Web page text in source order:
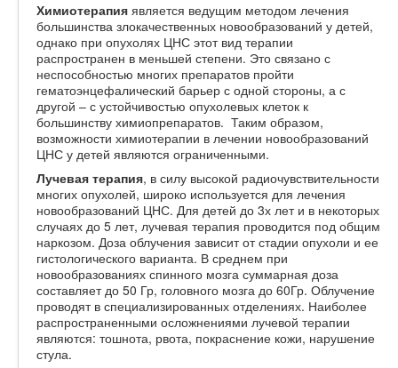
Химиотерапия является ведущим методом лечения
большинства злокачественных новообразований у детей,
однако при опухолях ЦНС этот вид терапии
распространен в меньшей степени. Это связано с
неспособностью многих препаратов пройти
гематоэнцефалический барьер с одной стороны, а с
другой – с устойчивостью опухолевых клеток к
большинству химиопрепаратов. Таким образом,
возможности химиотерапии в лечении новообразований
ЦНС у детей являются ограниченными.
Лучевая терапия, в силу высокой радиочувствительности
многих опухолей, широко используется для лечения
новообразований ЦНС. Для детей до 3х лет и в некоторых
случаях до 5 лет, лучевая терапия проводится под общим
наркозом. Доза облучения зависит от стадии опухоли и ее
гистологического варианта. В среднем при
новообразованиях спинного мозга суммарная доза
составляет до 50 Гр, головного мозга до 60Гр. Облучение
проводят в специализированных отделениях. Наиболее
распространенными осложнениями лучевой терапии
являются: тошнота, рвота, покраснение кожи, нарушение
стула.